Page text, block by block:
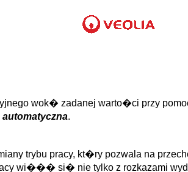
wok� zadanej warto�ci przy
automatyczna.
trybu pracy, kt�ry pozwala na
wi��� si� nie tylko z rozkazami